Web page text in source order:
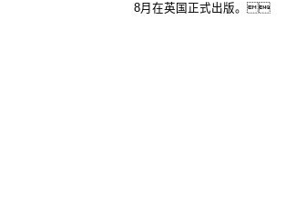
8月在英国正式出版。